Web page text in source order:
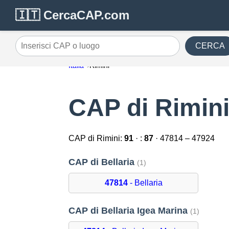
🇮🇹 CercaCAP.com
Inserisci CAP o luogo CERCA
Italia Rimini
CAP di
CAP di Rimini:91 · :87 · 47814 – 47924
CAP di Bellaria (1)
47814- Bellaria
CAP di Bellaria Igea Marina (1)